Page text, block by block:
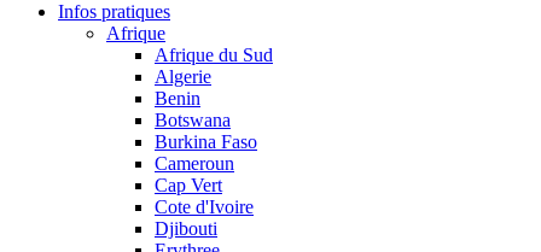
Infos pratiques
Afrique
Afrique du Sud
Algerie
Benin
Botswana
Burkina Faso
Cameroun
Cap Vert
Cote d'Ivoire
Djibouti